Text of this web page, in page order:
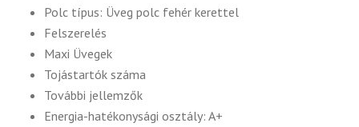
Polc típus: Üveg polc fehér kerettel
Felszerelés
Maxi Üvegek
Tojástartók száma
További jellemzők
Energia-hatékonysági osztály: A+